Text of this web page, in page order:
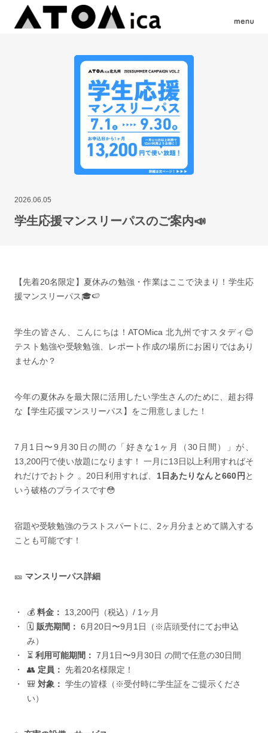
2026.06.05
学生応援マンスリーパスのご案内📣
【先着20名限定】夏休みの勉強・作業はここで決まり！学生応
援マンスリーパス🎓🍉
学生の皆さん、こんにちは！ATOMica 北九州ですスタディ😊
テスト勉強や受験勉強、レポート作成の場所にお困りではあり
ませんか？
今年の夏休みを最大限に活用したい学生さんのために、超お得
な【学生応援マンスリーパス】をご用意しました！
7月1日〜9月30日の間の「好きな1ヶ月（30日間）」が、
13,200円で使い放題になります！ 一月に13日以上利用すればそ
れだけでおトク 。20日利用すれば、 1日あたりなんと660円 と
いう破格のプライスです😳
宿題や受験勉強のラストスパートに、2ヶ月分まとめて購入する
ことも可能です！
🎫 マンスリーパス詳細
💰 料金：
13,200円（税込）/ 1ヶ月
🗓 販売期間： 6月20日〜9月1日（※店頭受付にてお申込
み）
⏳ 利用可能期間： 7月1日〜9月30日 の間で任意の30日間
👥 定員：
先着20名様限定！
🎒 対象： 学生の皆様（※受付時に学生証をご提示くださ
い）